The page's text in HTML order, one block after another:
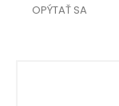
OPÝTAŤ SA